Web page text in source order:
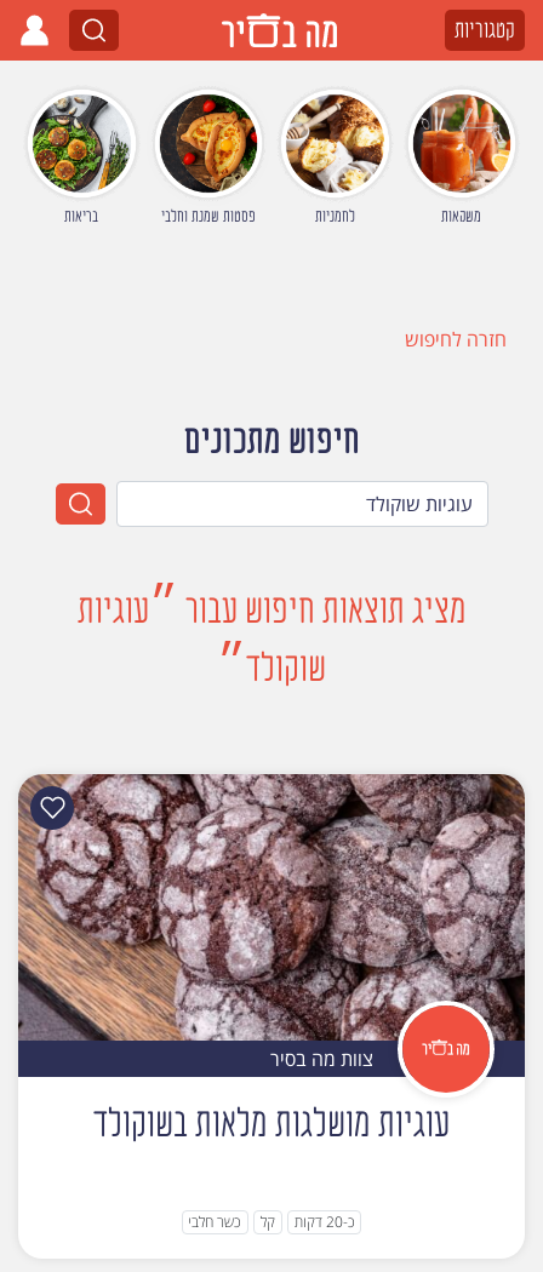
קטגוריות
משקאות לחמניות פסטות שמנת וחלבי בריאות
חזרה לחיפוש
חיפוש מתכונים
מציג תוצאות חיפוש עבור ״עוגיות
שוקולד״
צוות מה בסיר
עוגיות מושלגות מלאות בשוקולד
כ-20 דקות קל כשר חלבי